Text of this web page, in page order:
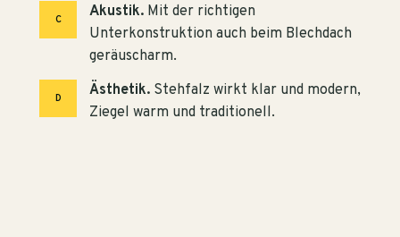
C Akustik. Mit der richtigen
Unterkonstruktion auch beim Blechdach
geräuscharm.
D Ästhetik. Stehfalz wirkt klar und modern,
Ziegel warm und traditionell.